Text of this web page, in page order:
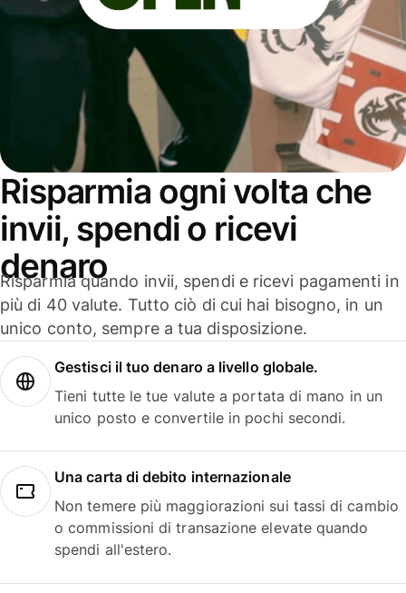
Risparmia ogni volta che
invii, spendi o ricevi
denaro
Risparmia quando invii, spendi e ricevi pagamenti in
più di 40 valute. Tutto ciò di cui hai bisogno, in un
unico conto, sempre a tua disposizione.
Gestisci il tuo denaro a livello globale.
Tieni tutte le tue valute a portata di mano in un
unico posto e convertile in pochi secondi.
Una carta di debito internazionale
Non temere più maggiorazioni sui tassi di cambio
o commissioni di transazione elevate quando
spendi all'estero.